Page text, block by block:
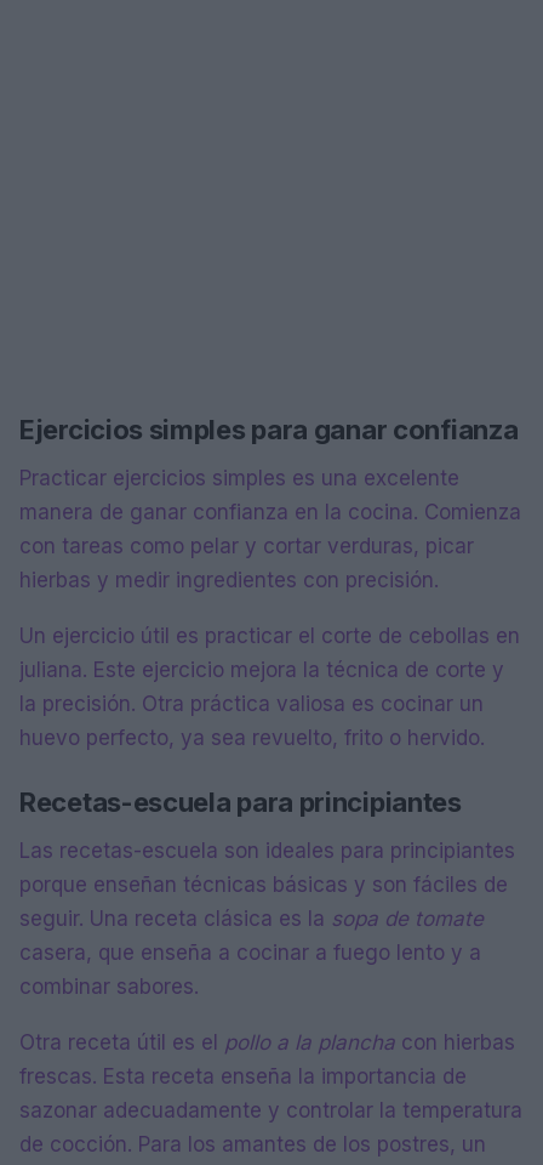
Ejercicios simples para ganar confianza
Practicar ejercicios simples es una excelente
manera de ganar confianza en la cocina. Comienza
con tareas como pelar y cortar verduras, picar
hierbas y medir ingredientes con precisión.
Un ejercicio útil es practicar el corte de cebollas en
juliana. Este ejercicio mejora la técnica de corte y
la precisión. Otra práctica valiosa es cocinar un
huevo perfecto, ya sea revuelto, frito o hervido.
Recetas-escuela para principiantes
Las recetas-escuela son ideales para principiantes
porque enseñan técnicas básicas y son fáciles de
seguir. Una receta clásica es la sopa de tomate
casera, que enseña a cocinar a fuego lento y a
combinar sabores.
Otra receta útil es el pollo a la plancha con hierbas
frescas. Esta receta enseña la importancia de
sazonar adecuadamente y controlar la temperatura
de cocción. Para los amantes de los postres, un